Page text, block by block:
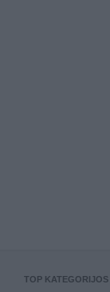
TOP KATEGORIJOS